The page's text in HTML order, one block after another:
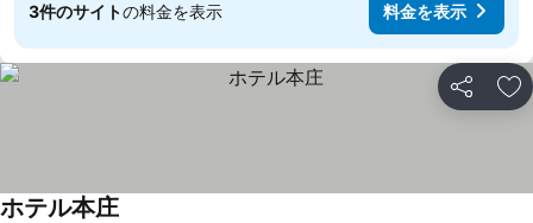
3件のサイトの料金を表示 料金を表示
シェア お
ホテル本庄